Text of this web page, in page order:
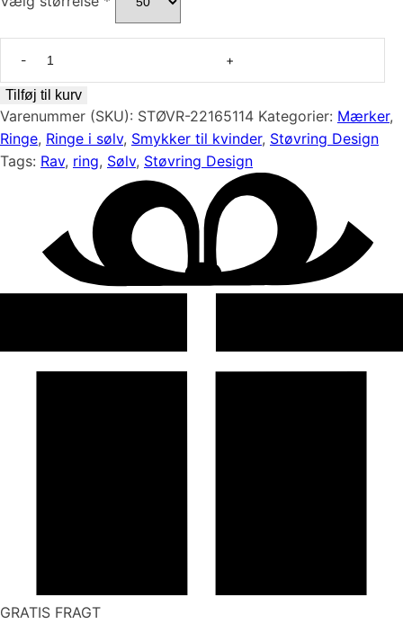
ring
m.
rav
antal
Tilføj til kurv
Varenummer (SKU): STØVR-22165114 Kategorier: Mærker,
Ringe, Ringe i sølv, Smykker til kvinder, Støvring Design
Tags: Rav, ring, Sølv, Støvring Design
GRATIS FRAGT